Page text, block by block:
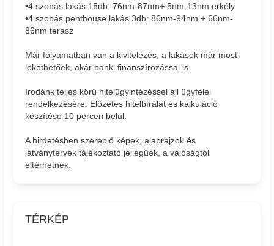
•4 szobás lakás 15db: 76nm-87nm+ 5nm-13nm erkély
•4 szobás penthouse lakás 3db: 86nm-94nm + 66nm-
86nm terasz
Már folyamatban van a kivitelezés, a lakások már most
leköthetőek, akár banki finanszírozással is.
Irodánk teljes körű hitelügyintézéssel áll ügyfelei
rendelkezésére. Előzetes hitelbírálat és kalkuláció
készítése 10 percen belül.
A hirdetésben szereplő képek, alaprajzok és
látványtervek tájékoztató jellegűek, a valóságtól
eltérhetnek.
TÉRKÉP